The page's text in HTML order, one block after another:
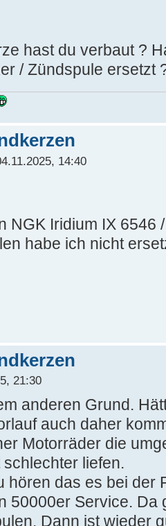
hast du verbaut ?
/ Zündspule ersetzt
14:40
NGK Iridium IX 6546
habe ich nicht
21:30
anderen Grund.
auch daher
Motorräder die
liefen.
hören das es bei der
50000er Service. Da
Dann ist wieder